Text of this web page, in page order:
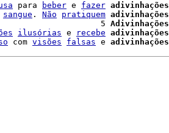
para beber e fazer adivinhações
sangue . Não pratiquem adivinhações
5 Adivinhações
ilusórias e recebe adivinhações
com visões falsas e adivinhações